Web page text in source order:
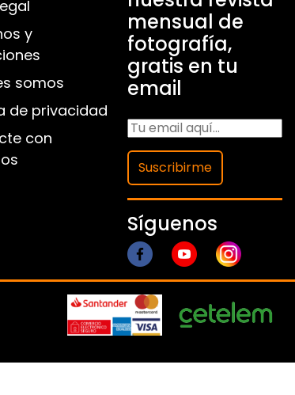
y
somos
de privacidad
con
mensual de
fotografía,
gratis en tu
email
Suscribirme
Síguenos